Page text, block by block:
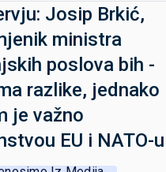
Josip Brkić,
ministra
poslova bih -
razlike, jednako
je važno
EU i NATO-u